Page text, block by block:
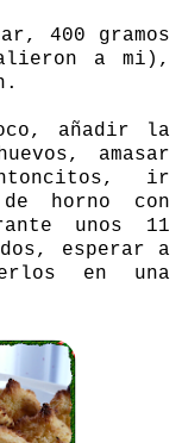
400 gramos
a mi),
añadir la
amasar
ir
horno con
unos 11
esperar a
en una